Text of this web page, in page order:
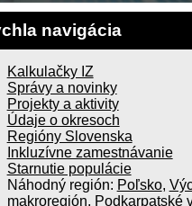
navigácia
Kalkulačky IZ
Správy a novinky
Projekty a aktivity
Údaje o okresoch
Regióny Slovenska
Inkluzívne zamestnávanie
Starnutie populácie
Náhodný región: Poľsko,
makroregión, Podkarpatské